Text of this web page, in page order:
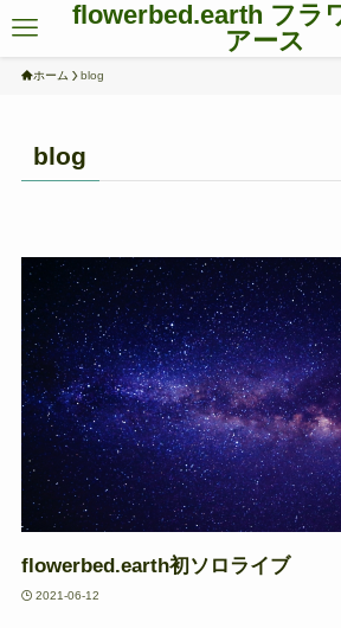
flowerbed.earth フラ
アース
ホーム blog
blog
flowerbed.earth初ソロライブ
2021-06-12